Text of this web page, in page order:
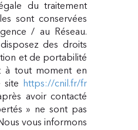
du traitement
sont conservées
/ au Réseau.
des droits
et de portabilité
à tout moment en
site
https://cnil.fr/fr
avoir contacté
» ne sont pas
vous informons